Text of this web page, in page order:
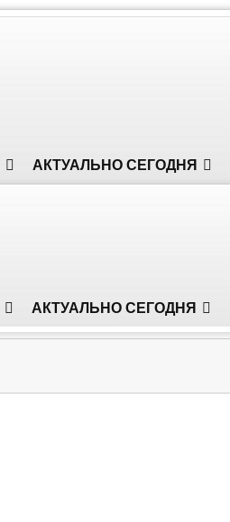
АКТУАЛЬНО СЕГОДНЯ
АКТУАЛЬНО СЕГОДНЯ